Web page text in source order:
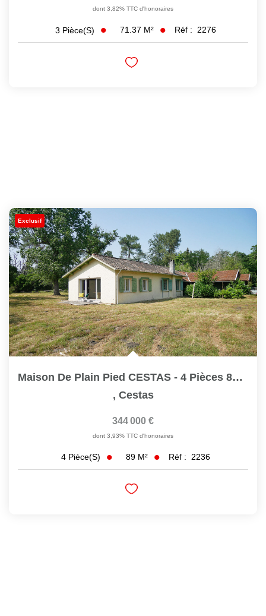
dont 3,82% TTC d'honoraires
3 Pièce(s) 71.37 M² Réf : 2276
Exclusif
Maison De Plain Pied CESTAS - 4 Pièces 89 M2 Sur 1 Hectare...
, Cestas
344 000 €
dont 3,93% TTC d'honoraires
4 Pièce(s) 89 M² Réf : 2236